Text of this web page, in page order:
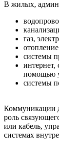
В жилых,
газ,
системы
помощью
системы
Коммуникации
роль
или кабель,
системах